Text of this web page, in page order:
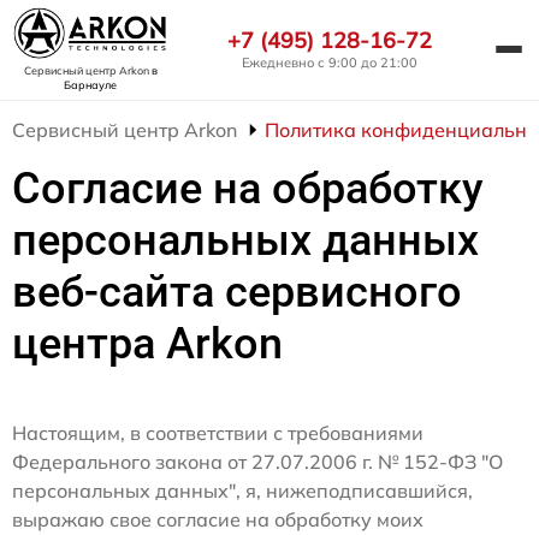
Сервисный центр Arkonв
Барнауле
+7 (495) 128-16-72
Ежедневно с 9:00 до 21:00
Сервисный центр Arkon Политика
Согласие на обработку
персональных данных
веб-сайта сервисного
центра Arkon
Настоящим, в соответствии с требованиями
Федерального закона от 27.07.2006 г. № 152-ФЗ "О
персональных данных", я, нижеподписавшийся,
выражаю свое согласие на обработку моих